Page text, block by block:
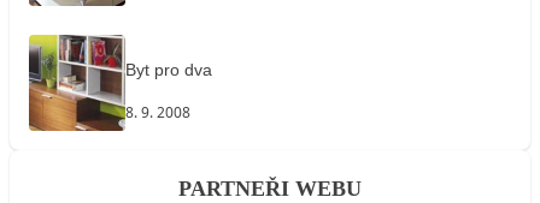
Byt pro dva
8. 9. 2008
PARTNEŘI WEBU